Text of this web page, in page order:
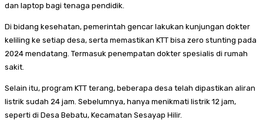
dan laptop bagi tenaga pendidik.
Di bidang kesehatan, pemerintah gencar lakukan kunjungan dokter
keliling ke setiap desa, serta memastikan KTT bisa zero stunting pada
2024 mendatang. Termasuk penempatan dokter spesialis di rumah
sakit.
Selain itu, program KTT terang, beberapa desa telah dipastikan aliran
listrik sudah 24 jam. Sebelumnya, hanya menikmati listrik 12 jam,
seperti di Desa Bebatu, Kecamatan Sesayap Hilir.